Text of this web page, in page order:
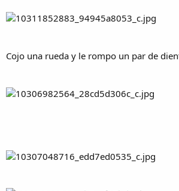
Cojo una rueda y le rompo un par de